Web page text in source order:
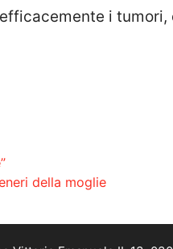
i tumori,
della moglie